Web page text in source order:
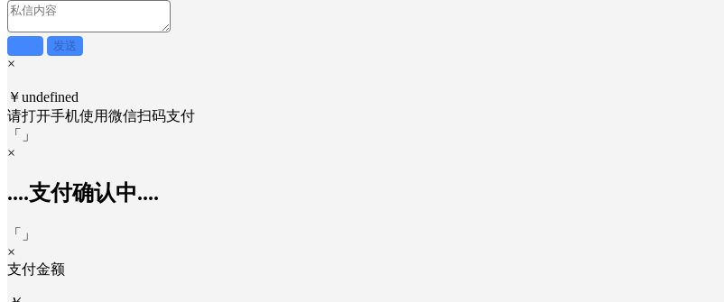
发送
×
￥undefined
请打开手机使用微信扫码支付
「
」
×
....支付确认中....
「
」
×
支付金额